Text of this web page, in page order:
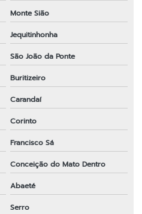
Monte Sião
Jequitinhonha
São João da Ponte
Buritizeiro
Carandaí
Corinto
Francisco Sá
Conceição do Mato Dentro
Abaeté
Serro